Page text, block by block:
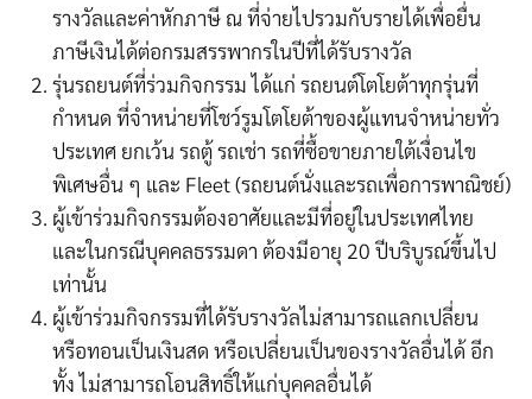
รางวัลและค่าหักภาษี ณ ที่จ่ายไปรวมกับรายได้เพื่อยื่น
ภาษีเงินได้ต่อกรมสรรพากรในปีที่ได้รับรางวัล
รุ่นรถยนต์ที่ร่วมกิจกรรม ได้แก่ รถยนต์โตโยต้าทุกรุ่นที่
กำหนด ที่จำหน่ายที่โชว์รูมโตโยต้าของผู้แทนจำหน่ายทั่ว
ประเทศ ยกเว้น รถตู้ รถเช่า รถที่ซื้อขายภายใต้เงื่อนไข
พิเศษอื่น ๆ และ Fleet (รถยนต์นั่งและรถเพื่อการพาณิชย์)
ผู้เข้าร่วมกิจกรรมต้องอาศัยและมีที่อยู่ในประเทศไทย
และในกรณีบุคคลธรรมดา ต้องมีอายุ 20 ปีบริบูรณ์ขึ้นไป
เท่านั้น
ผู้เข้าร่วมกิจกรรมที่ได้รับรางวัลไม่สามารถแลกเปลี่ยน
หรือทอนเป็นเงินสด หรือเปลี่ยนเป็นของรางวัลอื่นได้ อีก
ทั้ง ไม่สามารถโอนสิทธิ์ให้แก่บุคคลอื่นได้